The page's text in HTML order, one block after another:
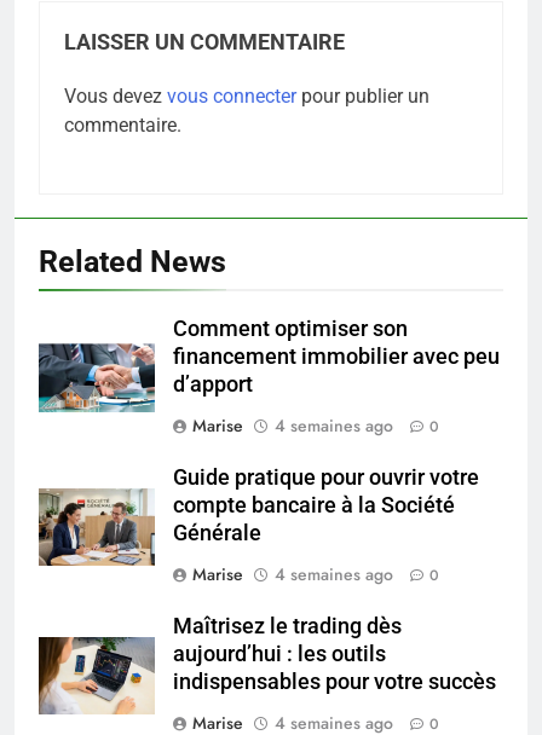
LAISSER UN COMMENTAIRE
Vous devez vous connecterpour publier un
commentaire.
Related News
Comment optimiser son
financement immobilier avec peu
d’apport
Marise
4 semaines ago 0
Guide pratique pour ouvrir votre
compte bancaire à la Société
Générale
Marise
4 semaines ago 0
Maîtrisez le trading dès
aujourd’hui : les outils
indispensables pour votre succès
Marise
4 semaines ago 0
tout ce qu’il faut savoir sur les
saignements
6
Les secrets révélés pour une
peau éclatante grâce à The
7
seniors: aménagement et
exercices
BIEN ÊTRE
8
Voyance à La Rochelle : où